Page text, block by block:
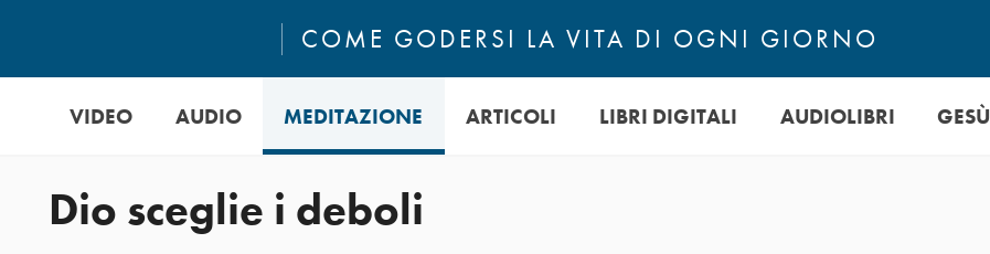
COME GODERSI LA VITA DI OGNI GIORNO
VIDEO AUDIO MEDITAZIONE ARTICOLI LIBRI DIGITALI AUDIOLIBRI GESÙ
Dio sceglie i deboli